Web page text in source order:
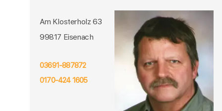
Am Klosterholz 63
99817 Eisenach
03691-887872
0170-424 1605